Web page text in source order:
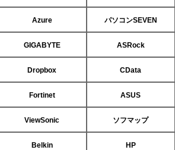
Azure パソコンSEVEN
GIGABYTE ASRock
Dropbox CData
Fortinet ASUS
ViewSonic ソフマップ
Belkin HP